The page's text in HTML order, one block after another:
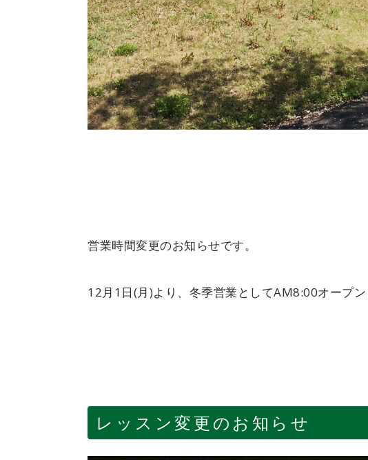
営業時間変更のお知らせです。
12月1日(月)より、冬季営業としてAM8:00オープン
レッスン変更のお知らせ